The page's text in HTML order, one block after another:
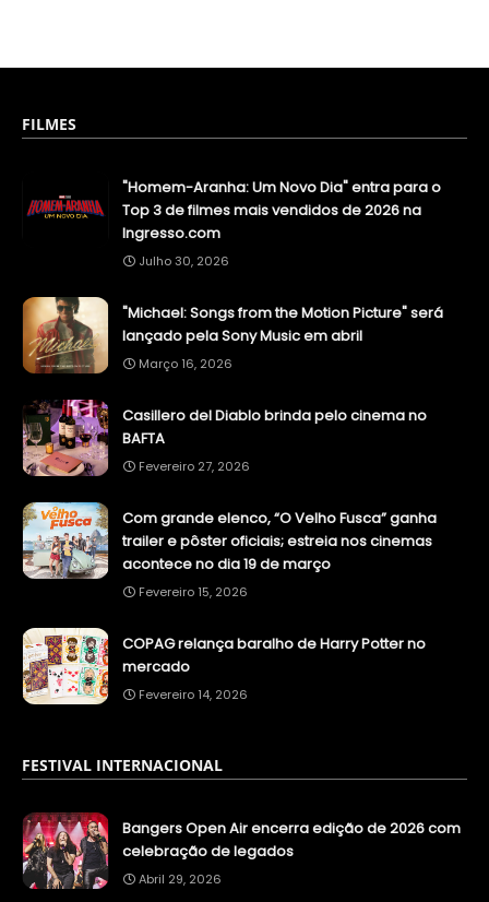
FILMES
"Homem-Aranha: Um Novo Dia" entra para o
Top 3 de filmes mais vendidos de 2026 na
Ingresso.com
Julho 30, 2026
"Michael: Songs from the Motion Picture" será
lançado pela Sony Music em abril
Março 16, 2026
Casillero del Diablo brinda pelo cinema no
BAFTA
Fevereiro 27, 2026
Com grande elenco, “O Velho Fusca” ganha
trailer e pôster oficiais; estreia nos cinemas
acontece no dia 19 de março
Fevereiro 15, 2026
COPAG relança baralho de Harry Potter no
mercado
Fevereiro 14, 2026
FESTIVAL INTERNACIONAL
Bangers Open Air encerra edição de 2026 com
celebração de legados
Abril 29, 2026